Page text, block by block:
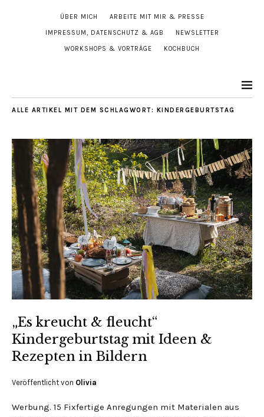
ÜBER MICH ARBEITE MIT MIR & PRESSE
IMPRESSUM, DATENSCHUTZ & AGB NEWSLETTER
WORKSHOPS & VORTRÄGE KOCHBUCH
ALLE ARTIKEL MIT DEM SCHLAGWORT: KINDERGEBURTSTAG
„Es kreucht & fleucht“
Kindergeburtstag mit Ideen &
Rezepten in Bildern
Veröffentlicht von Olivia
Werbung. 15 Fixfertige Anregungen mit Materialen aus